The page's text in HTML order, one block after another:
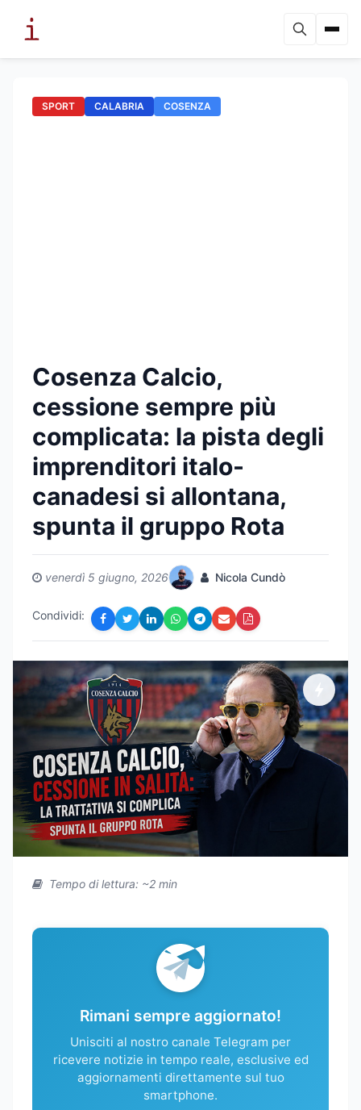
SPORT CALABRIA COSENZA
Cosenza Calcio,
cessione sempre più
complicata: la pista degli
imprenditori italo-
canadesi si allontana,
spunta il gruppo Rota
venerdì 5 giugno, 2026 Nicola Cundò
Condividi:
Tempo di lettura: ~2 min
Rimani sempre aggiornato!
Unisciti al nostro canale Telegram per
ricevere notizie in tempo reale, esclusive ed
aggiornamenti direttamente sul tuo
smartphone.